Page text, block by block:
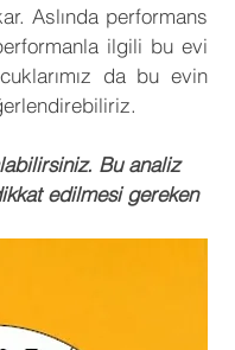
Açıları Açılar
Aslında performans
ilgili bu evi
da bu evin
Bu analiz
edilmesi gereken